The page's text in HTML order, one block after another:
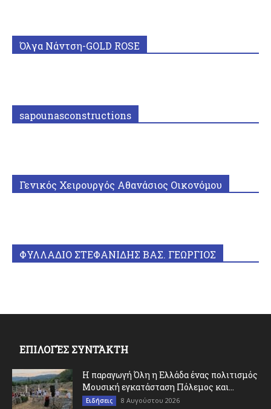
Όλγα Νάντση-GOLD ROSE
sapounasconstructions
Γενικός Χειρουργός Αθανάσιος Οικονόμου
ΦΥΛΛΑΔΙΟ ΣΤΕΦΑΝΙΔΗΣ ΒΑΣ. ΓΕΩΡΓΙΟΣ
ΕΠΙΛΟΓΈΣ ΣΥΝΤΆΚΤΗ
Η παραγωγή Όλη η Ελλάδα ένας πολιτισμός
Μουσική εγκατάσταση Πόλεμος και...
Ειδήσεις 8 Αυγούστου 2026